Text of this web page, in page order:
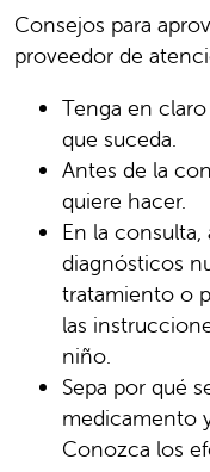
Consejos para
proveedor de
Tenga en
que suceda.
Antes de la
quiere hacer.
En la
diagnósticos
tratamiento o
las
niño.
Sepa por qué
medicamento
Conozca los